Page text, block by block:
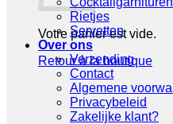
Votre panier est vide.
Retour à la boutique
Rietjes
Servetten
Over ons
Verzending
Contact
Algemene
Privacybeleid
Zakelijke klant?